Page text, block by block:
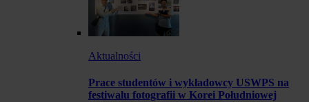
Aktualności
Prace studentów i wykładowcy USWPS na
festiwalu fotografii w Korei Południowej